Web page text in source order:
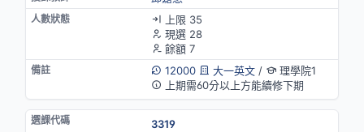
上限 35
現選 28
餘額 7
12000
大一英文/
理學院1
上期需60分以上方能續修下期
3319